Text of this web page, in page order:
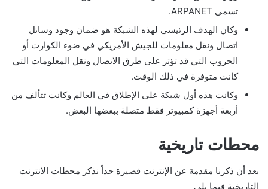
تسمى ARPANET.
وكان الهدف الرئيسي لهذه الشبكة هو ضمان وجود وسائل
اتصال ونقل معلومات للجيش الأمريكي في ضوء الكوارث أو
الحروب التي قد تؤثر على طرق الاتصال ونقل المعلومات التي
كانت متوفرة في ذلك الوقت.
وكانت هذه أول شبكة على الإطلاق في العالم وكانت تتألف من
أربعة أجهزة كمبيوتر فقط متصلة ببعضها البعض.
محطات تاريخية
بعد أن ذكرنا مقدمة عن الإنترنت قصيرة جداً نذكر محطات الانترنت
التاريخية فيما يلي